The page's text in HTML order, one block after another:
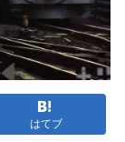
はてブ